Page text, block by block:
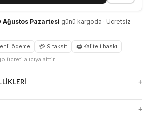
Ağustos Pazartesi günü kargoda · Ücretsiz
ödeme 💳 9 taksit
🖨 Kaliteli baskı
ücreti alıcıya aittir.
+
seçenekler
+